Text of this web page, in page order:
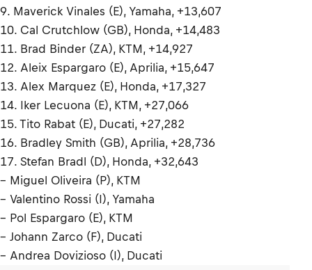
9. Maverick Vinales (E), Yamaha, +13,607
10. Cal Crutchlow (GB), Honda, +14,483
11. Brad Binder (ZA), KTM, +14,927
12. Aleix Espargaro (E), Aprilia, +15,647
13. Alex Marquez (E), Honda, +17,327
14. Iker Lecuona (E), KTM, +27,066
15. Tito Rabat (E), Ducati, +27,282
16. Bradley Smith (GB), Aprilia, +28,736
17. Stefan Bradl (D), Honda, +32,643
– Miguel Oliveira (P), KTM
– Valentino Rossi (I), Yamaha
– Pol Espargaro (E), KTM
– Johann Zarco (F), Ducati
– Andrea Dovizioso (I), Ducati